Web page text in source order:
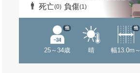
死亡(0) 負傷(1)
25～34歳
他
晴 幅13.0m～
他